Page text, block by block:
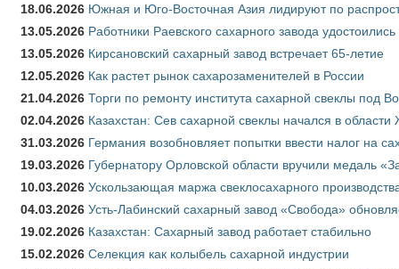
18.06.2026 Южная и Юго-Восточная Азия лидируют по
13.05.2026 Работники Раевского сахарного завода удостоились
13.05.2026 Кирсановский сахарный завод встречает 65-летие
12.05.2026 Как растет рынок сахарозаменителей в России
21.04.2026 Торги по ремонту института сахарной свеклы под
02.04.2026 Казахстан: Сев сахарной свеклы начался в области
31.03.2026 Германия возобновляет попытки ввести налог на
19.03.2026 Губернатору Орловской области вручили медаль
10.03.2026 Ускользающая маржа свеклосахарного
04.03.2026 Усть-Лабинский сахарный завод «Свобода»
19.02.2026 Казахстан: Сахарный завод работает стабильно
15.02.2026 Селекция как колыбель сахарной индустрии